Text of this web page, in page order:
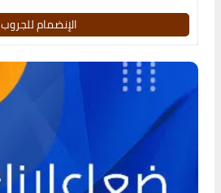
الإنضمام للجروب